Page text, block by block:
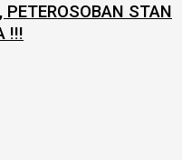
STAN
!!!